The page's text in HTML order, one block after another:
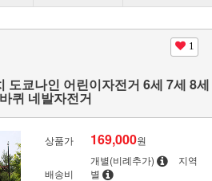
1
도쿄나인 어린이자전거 6세 7세 8세
퀴 네발자전거
상품가 169,000원
배송비
개별(비례추가)
지역
별